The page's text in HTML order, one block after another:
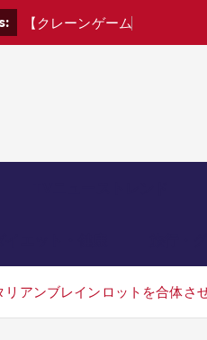
【 ク レーンゲー ム
リアンブレインロットを合体